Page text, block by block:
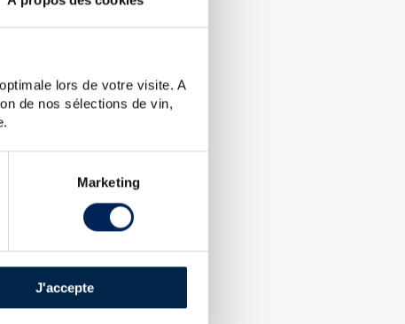
lors de votre visite. A
de nos sélections de vin,
Marketing
J'accepte
OF 286
Malt